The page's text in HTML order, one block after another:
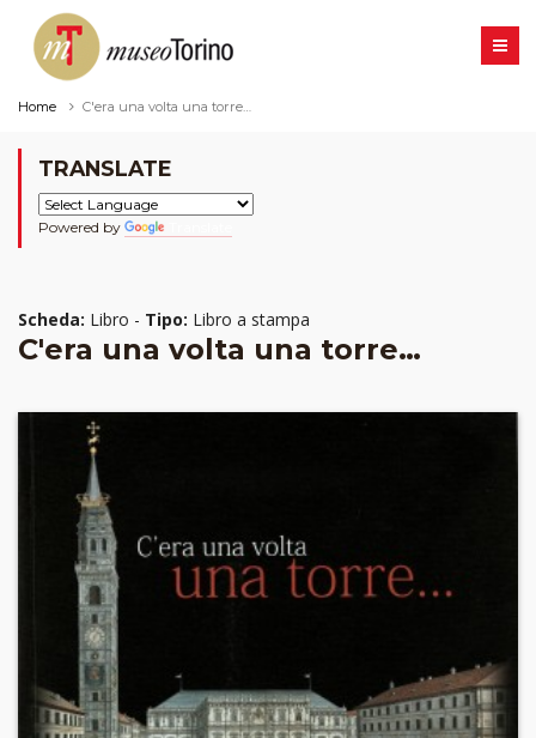
Home C'era una volta una torre…
TRANSLATE
Powered by
Scheda: Libro - Tipo: Libro a stampa
C'era una volta una torre…